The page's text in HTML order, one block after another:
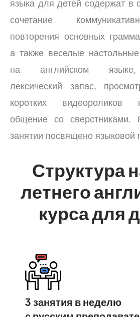
языка для детей содержат в
сочетание
повторения основных
а также веселые
на английском языке,
лексический запас,
коротких видеороликов
общение со сверстниками.
занятии посвящено языковой
Структура
летнего
курса для
3 занятия в неделю